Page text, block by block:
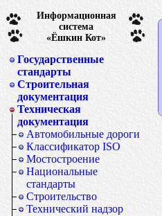
Информационная
система
«Ёшкин Кот»
Государственные
стандарты
Строительная
документация
Техническая
документация
Автомобильные дороги
Классификатор ISO
Мостостроение
Национальные
стандарты
Строительство
Технический надзор